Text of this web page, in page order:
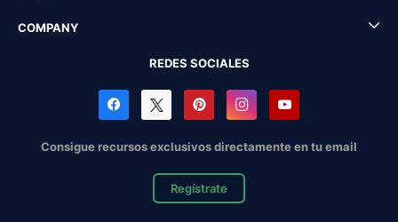
COMPANY
REDES SOCIALES
Consigue recursos exclusivos directamente en tu email
Regístrate